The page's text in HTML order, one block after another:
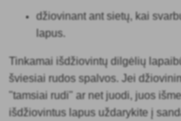
džiovinant ant sietų, kai
lapus.
Tinkamai išdžiovintų dilgėlių lapai
šviesiai rudos spalvos. Jei
"tamsiai rudi" ar net juodi, juos
išdžiovintus lapus uždarykite į